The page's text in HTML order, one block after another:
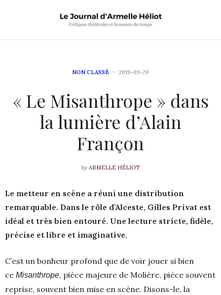
NON CLASSÉ 2019-09-20
« Le Misanthrope » dans
la lumière d’Alain
Françon
by ARMELLE HÉLIOT
Le metteur en scène a réuni une distribution
remarquable. Dans le rôle d’Alceste, Gilles Privat est
idéal et très bien entouré. Une lecture stricte, fidèle,
précise et libre et imaginative.
C’est un bonheur profond que de voir jouer si bien
ce Misanthrope, pièce majeure de Molière, pièce souvent
reprise, souvent bien mise en scène. Disons-le, la